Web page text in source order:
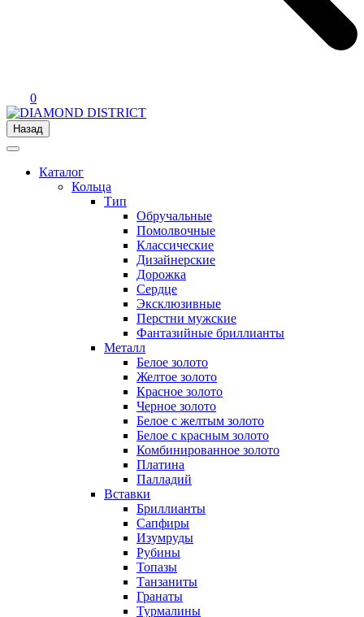
0
Назад
Каталог
Кольца
Тип
Обручальные
Помолвочные
Классические
Дизайнерские
Дорожка
Сердце
Эксклюзивные
Перстни мужские
Фантазийные бриллианты
Металл
Белое золото
Желтое золото
Красное золото
Черное золото
Белое с желтым золото
Белое с красным золото
Комбинированное золото
Платина
Палладий
Вставки
Бриллианты
Сапфиры
Изумруды
Рубины
Топазы
Танзаниты
Гранаты
Турмалины